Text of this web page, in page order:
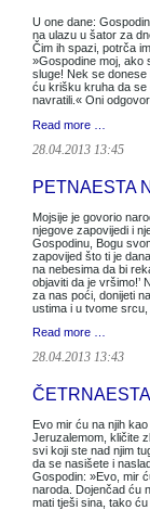
U one dane:
na ulazu u šator za
Čim ih spazi, potrča
»Gospodine moj, ako
sluge! Nek se donese
ću krišku kruha da se
navratili.« Oni
Read more …
28.04.2013 13:45
PETNAESTA
Mojsije je govorio
njegove zapovijedi i
Gospodinu, Bogu
zapovijed što ti je
na nebesima da bi
objaviti da je vršimo!’
za nas poći, donijeti
ustima i u tvome
Read more …
28.04.2013 13:43
Evo mir ću na njih
Jeruzalemom, kličite
svi koji ste nad njim
da se nasišete i
Gospodin: »Evo, mir
naroda. Dojenčad ću
mati tješi sina, tako